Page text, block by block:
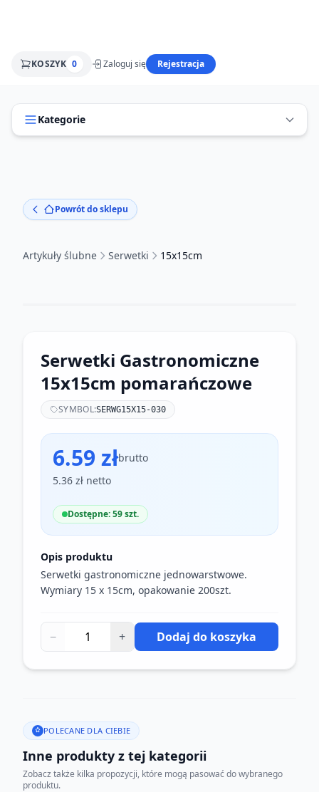
KOSZYK 0 Zaloguj się Rejestracja
Kategorie
Powrót do sklepu
Artykuły ślubne Serwetki 15x15cm
Serwetki Gastronomiczne
15x15cm pomarańczowe
SYMBOL:SERWG15X15-030
6.59 złbrutto
5.36 zł netto
Dostępne: 59 szt.
Opis produktu
Serwetki gastronomiczne jednowarstwowe.
Wymiary 15 x 15cm, opakowanie 200szt.
− + Dodaj do koszyka
POLECANE DLA CIEBIE
Inne produkty z tej kategorii
Zobacz także kilka propozycji, które mogą pasować do wybranego
produktu.